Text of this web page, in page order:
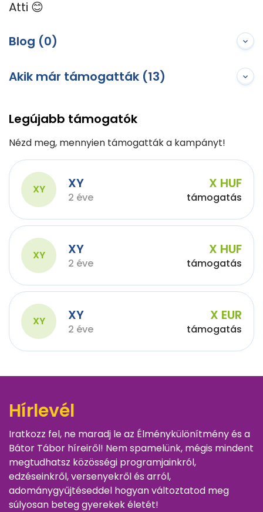
Atti 😊
Blog (0)
Akik már támogatták (13)
Legújabb támogatók
Nézd meg, mennyien támogatták a kampányt!
XY XY
2 éve
X HUF
támogatás
XY XY
2 éve
X HUF
támogatás
XY XY
2 éve
X EUR
támogatás
Hírlevél
Iratkozz fel, ne maradj le az Élménykülönítmény és a
Bátor Tábor híreiről! Nem spamelünk, mégis mindent
megtudhatsz közösségi programjainkról,
edzéseinkről, versenyekről és arról,
adománygyűjtéseddel hogyan változtatod meg
súlyosan beteg gyerekek életét!